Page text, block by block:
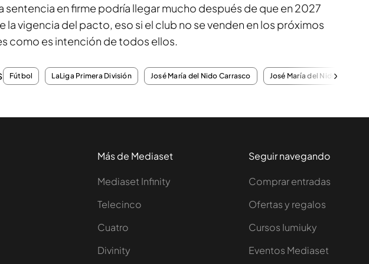
sentencia en firme podría llegar mucho después de que en 2027
la vigencia del pacto, eso si el club no se venden en los próximos
como es intención de todos ellos.
Fútbol LaLiga Primera División José María del Nido Carrasco José María del Nido
Más de Mediaset
Mediaset Infinity
Telecinco
Cuatro
Divinity
Seguir navegando
Comprar entradas
Ofertas y regalos
Cursos Iumiuky
Eventos Mediaset